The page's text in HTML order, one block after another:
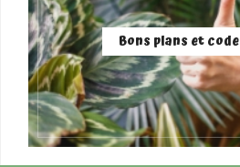
Bons plans et